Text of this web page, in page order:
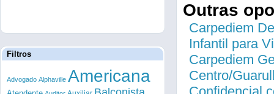
Outras
Carpediem
Infantil para
Carpediem
Centro/
Filtros
Advogado Alphaville Americana